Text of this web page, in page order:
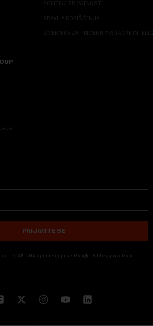
POLITIKA PRIVATNOSTI
PRAVILA KORIŠĆENJA
SMERNICE ZA PRIMENU VEŠTAČKE
PRIJAVITE SE
reCAPTCHA i primenjuju se Google Politika privatnosti i